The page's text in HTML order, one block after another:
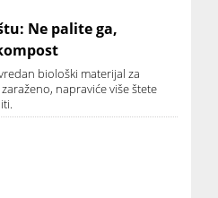
Ne palite ga,
biološki materijal za
napraviće više štete